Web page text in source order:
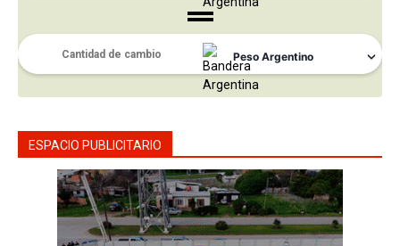
ESPACIO PUBLICITARIO